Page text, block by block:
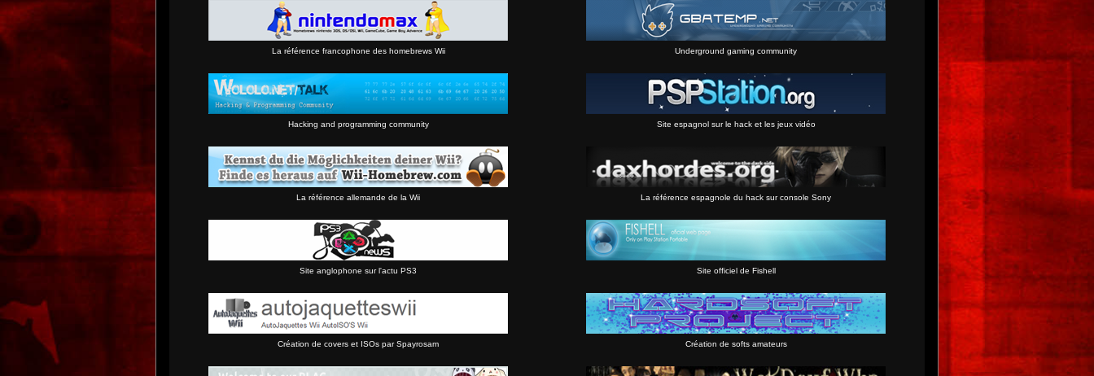
La référence francophone des homebrews Wii Underground gaming community
Hacking and programming community Site espagnol sur le hack et les jeux vidéo
La référence allemande de la Wii La référence espagnole du hack sur console Sony
Site anglophone sur l'actu PS3 Site officiel de Fishell
Création de covers et ISOs par Spayrosam Création de softs amateurs